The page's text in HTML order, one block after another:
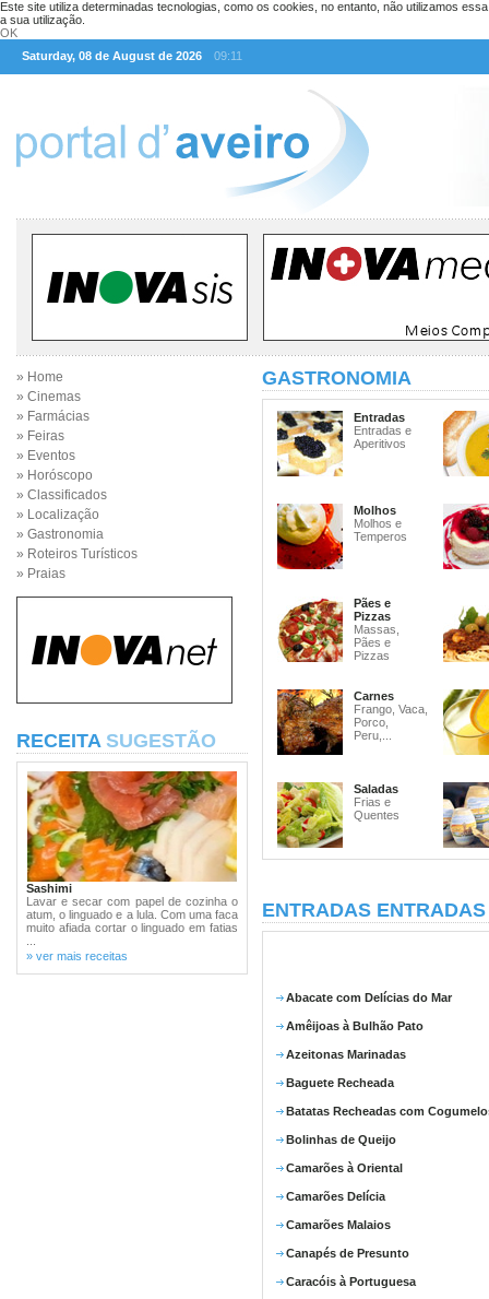
Este site utiliza determinadas tecnologias, como os cookies, no entanto, não utilizamos
a sua utilização.
OK
Saturday, 08 de August de 2026
09:11
» Home
» Cinemas
» Farmácias
» Feiras
» Eventos
» Horóscopo
» Classificados
» Localização
» Gastronomia
» Roteiros Turísticos
» Praias
RECEITA SUGESTÃO
Sashimi
Lavar e secar com papel de cozinha o
atum, o linguado e a lula. Com uma faca
muito afiada cortar o linguado em fatias
» ver mais receitas
GASTRONOMIA
Entradas
Entradas e
Aperitivos
Molhos
Molhos e
Temperos
Pães e
Pizzas
Massas,
Pães e
Pizzas
Carnes
Frango, Vaca,
Porco,
Peru,...
Saladas
Frias e
Quentes
ENTRADAS
Abacate com Delícias do Mar
Amêijoas à Bulhão Pato
Azeitonas Marinadas
Baguete Recheada
Batatas Recheadas com
Bolinhas de Queijo
Camarões à Oriental
Camarões Delícia
Camarões Malaios
Canapés de Presunto
Caracóis à Portuguesa